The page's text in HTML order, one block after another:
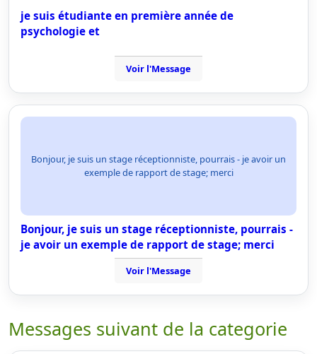
je suis étudiante en première année de
psychologie et
Voir l'Message
Bonjour, je suis un stage réceptionniste, pourrais - je avoir un
exemple de rapport de stage; merci
Bonjour, je suis un stage réceptionniste, pourrais -
je avoir un exemple de rapport de stage; merci
Voir l'Message
Messages suivant de la categorie